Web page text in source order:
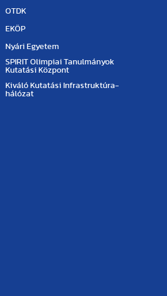
OTDK
EKÖP
Nyári Egyetem
SPIRIT Olimpiai Tanulmányok
Kutatási Központ
Kiváló Kutatási Infrastruktúra-
hálózat